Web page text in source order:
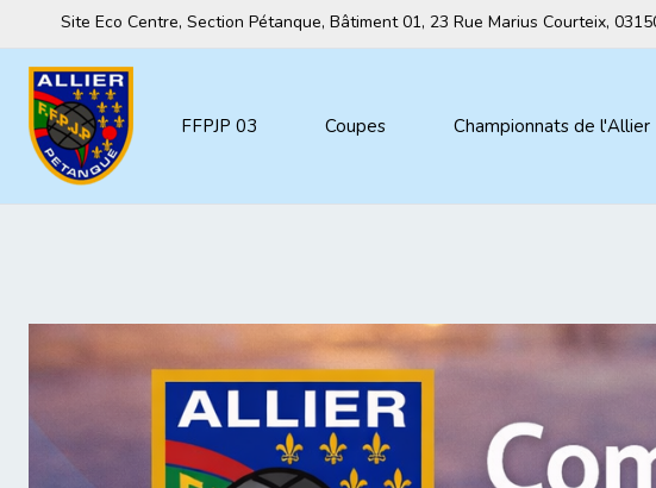
Site Eco Centre, Section Pétanque, Bâtiment 01, 23 Rue Marius Courteix,
FFPJP 03 Coupes Championnats de l'Allier